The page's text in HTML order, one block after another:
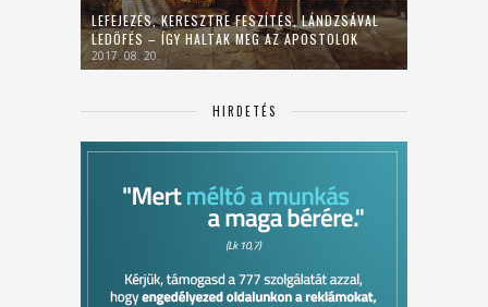
LEFEJEZÉS, KERESZTRE FESZÍTÉS, LÁNDZSÁVAL
LEDÖFÉS – ÍGY HALTAK MEG AZ APOSTOLOK
2017. 08. 20.
HIRDETÉS